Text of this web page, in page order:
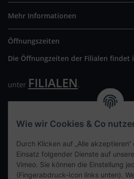
Mehr Informationen
Öffnungszeiten
Die Öffnungzeiten der Filialen findet
unter FILIALEN.
Wir freuen uns auf Euren Besuch.
Kontaktdaten
Wie wir Cookies & Co
Durch Klicken auf „Alle
Einsatz folgender Dienste auf
Vimeo. Sie können die Einstellung
(Fingerabdruck-Icon links unten).